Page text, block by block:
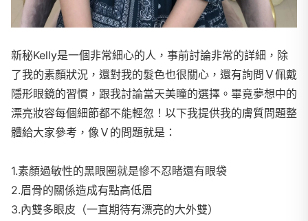
新秘Kelly是一個非常細心的人，事前討論非常的詳細，除
了我的素顏狀況，還對我的髮色也很關心，還有詢問Ｖ佩戴
隱形眼鏡的習慣，跟我討論當天美瞳的選擇。畢竟夢想中的
漂亮妝容每個細節都不能輕忽！以下我提供我的膚質問題整
體給大家參考，像Ｖ的問題就是：
1.素顏過敏性的黑眼圈就是慘不忍睹還有眼袋
2.眉骨的關係造成有點高低眉
3.內雙多眼皮（一直期待有漂亮的大外雙）